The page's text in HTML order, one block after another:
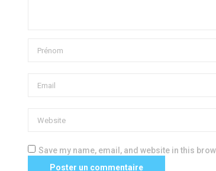
Save my name, email, and website in this